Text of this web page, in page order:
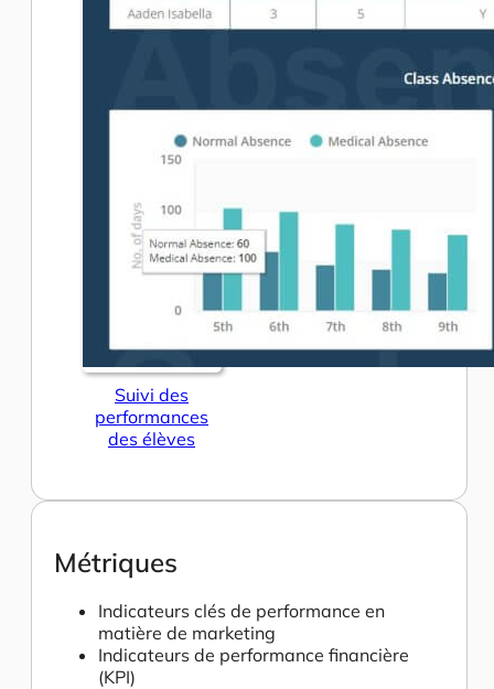
Suivi des
performances
des élèves
Métriques
Indicateurs clés de performance en
matière de marketing
Indicateurs de performance financière
(KPI)